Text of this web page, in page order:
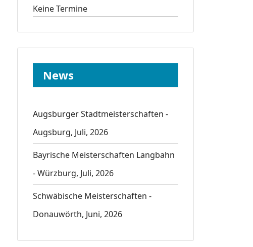
Keine Termine
News
Augsburger Stadtmeisterschaften -
Augsburg, Juli, 2026
Bayrische Meisterschaften Langbahn
- Würzburg, Juli, 2026
Schwäbische Meisterschaften -
Donauwörth, Juni, 2026